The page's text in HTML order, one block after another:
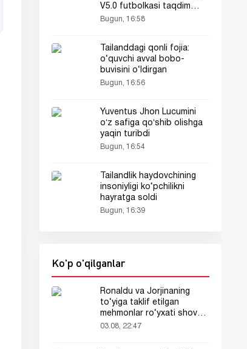
V5.0 futbolkasi taqdim
etildi
Bugun, 16:58
Tailanddagi qonli fojia:
o‘quvchi avval bobo-
buvisini o‘ldirgan
Bugun, 16:56
Yuventus Jhon Lucumini
oʻz safiga qoʻshib olishga
yaqin turibdi
Bugun, 16:54
Tailandlik haydovchining
insoniyligi ko‘pchilikni
hayratga soldi
Bugun, 16:39
Ko'p o'qilganlar
Ronaldu va Jorjinaning
to‘yiga taklif etilgan
mehmonlar ro‘yxati shov-
shuvda
03.08, 22:47